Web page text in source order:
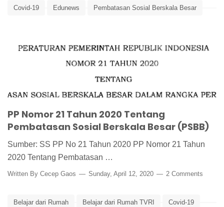
Covid-19 Edunews Pembatasan Sosial Berskala Besar
PP Nomor 21 Tahun 2020 Tentang
Pembatasan Sosial Berskala Besar (PSBB)
Sumber: SS PP No 21 Tahun 2020 PP Nomor 21 Tahun
2020 Tentang Pembatasan …
Written By Cecep Gaos Sunday, April 12, 2020 2 Comments
Belajar dari Rumah Belajar dari Rumah TVRI Covid-19